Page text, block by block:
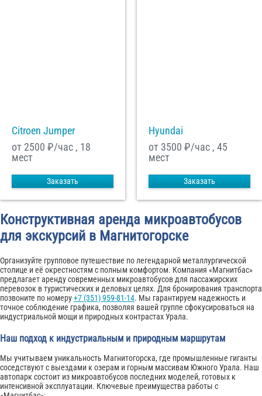
Citroen Jumper
от 2500 ₽/час , 18
мест
Заказать
Hyundai
от 3500 ₽/час , 45
мест
Заказать
Конструктивная аренда микроавтобусов
для экскурсий в Магнитогорске
Организуйте групповое путешествие по легендарной металлургической
столице и её окрестностям с полным комфортом. Компания «Магнитбас»
предлагает аренду современных микроавтобусов для пассажирских
перевозок в туристических и деловых целях. Для бронирования транспорта
позвоните по номеру+7 (351) 959-81-14. Мы гарантируем надежность и
точное соблюдение графика, позволяя вашей группе сфокусироваться на
индустриальной мощи и природных контрастах Урала.
Наш подход к индустриальным и природным маршрутам
Мы учитываем уникальность Магнитогорска, где промышленные гиганты
соседствуют с выездами к озерам и горным массивам Южного Урала. Наш
автопарк состоит из микроавтобусов последних моделей, готовых к
интенсивной эксплуатации. Ключевые преимущества работы с